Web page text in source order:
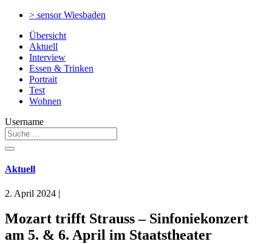
> sensorWiesbaden
Übersicht
Aktuell
Interview
Essen & Trinken
Portrait
Test
Wohnen
Username
Aktuell
2. April 2024 |
Mozart trifft Strauss – Sinfoniekonzert
am 5. & 6. April im Staatstheater